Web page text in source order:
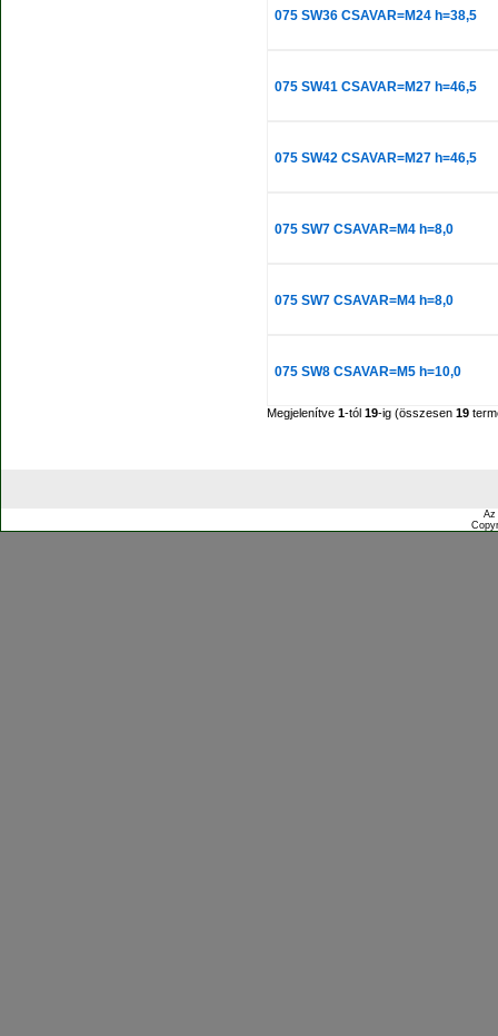
075 SW36 CSAVAR=M24 h=38,5
075 SW41 CSAVAR=M27 h=46,5
075 SW42 CSAVAR=M27 h=46,5
075 SW7 CSAVAR=M4 h=8,0
075 SW7 CSAVAR=M4 h=8,0
075 SW8 CSAVAR=M5 h=10,0
Megjelenítve1-tól19-ig (összesen19
Az